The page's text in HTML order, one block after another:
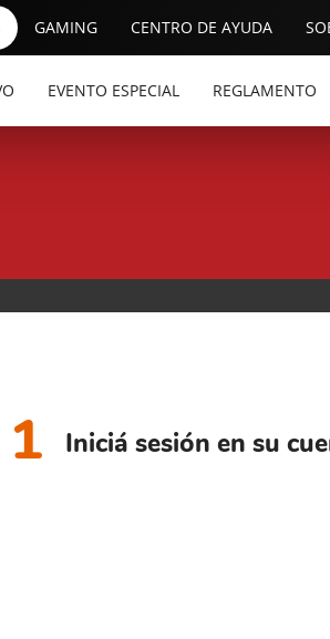
EVENTO ESPECIAL REGLAMENTO
GAMING CENTRO DE AYUDA
1 Iniciá sesión en su